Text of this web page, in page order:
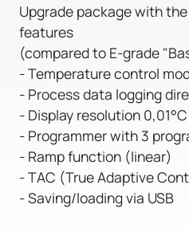
Upgrade package with
features
(compared to E-grade
- Temperature control
- Process data logging
- Display resolution 0,01°C
- Programmer with 3
- Ramp function (linear)
- TAC (True Adaptive
- Saving/loading via USB